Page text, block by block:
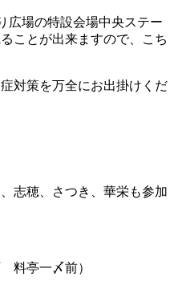
広場の特設会場中央ステー
ことが出来ますので、こち
対策を万全にお出掛けくだ
志穂、さつき、華栄も参加
料亭一〆前）